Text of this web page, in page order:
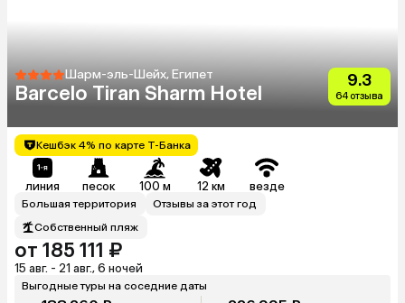
Шарм-эль-Шейх, Египет
Barcelo Tiran Sharm Hotel
9.3
64 отзыва
Кешбэк 4% по карте Т-Банка
линия песок 100 м 12 км везде
Большая территория
Отзывы за этот год
Собственный пляж
от 185 111 ₽
15 авг. - 21 авг., 6 ночей
Выгодные туры на соседние даты